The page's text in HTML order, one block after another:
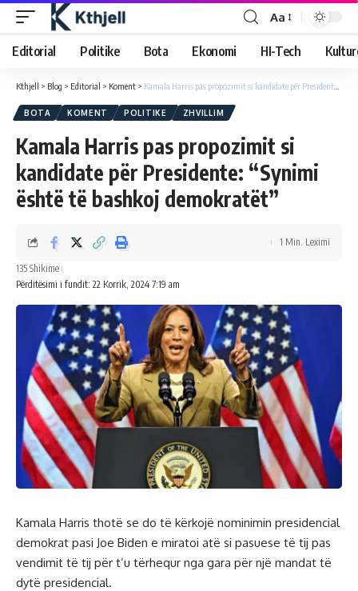
Aa
Editorial Politike Bota Ekonomi HI-Tech
Kthjell > Blog > Editorial > Koment > Kamala Harris pas propozimit si kandidate për Presidente: “Synimi është të bashkoj demokratët”
BOTA KOMENT POLITIKE ZHVILLIM
Kamala Harris pas propozimit si
kandidate për Presidente: “Synimi
është të bashkoj demokratët”
Përditësimi i fundit: 22 Korrik, 2024 7:19 am
135 Shikime
1 Min. Leximi
Kamala Harris thotë se do të kërkojë nominimin presidencial
demokrat pasi Joe Biden e miratoi atë si pasuese të tij pas
vendimit të tij për t’u tërhequr nga gara për një mandat të
dytë presidencial.